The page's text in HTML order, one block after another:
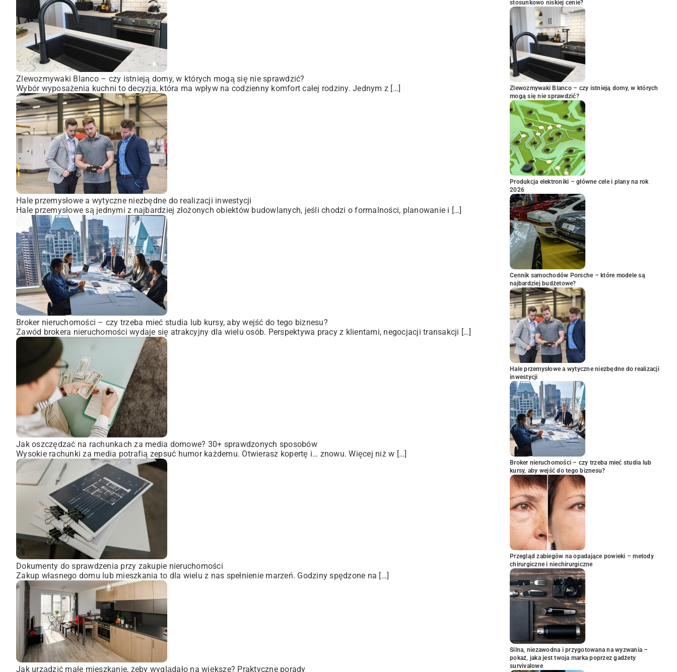
Zlewozmywaki Blanco – czy istnieją domy, w których mogą się nie sprawdzić?
Wybór wyposażenia kuchni to decyzja, która ma wpływ na codzienny komfort całej rodziny. Jednym z […]
Hale przemysłowe a wytyczne niezbędne do realizacji inwestycji
Hale przemysłowe są jednymi z najbardziej złożonych obiektów budowlanych, jeśli chodzi o formalności, planowanie i […]
Broker nieruchomości – czy trzeba mieć studia lub kursy, aby wejść do tego biznesu?
Zawód brokera nieruchomości wydaje się atrakcyjny dla wielu osób. Perspektywa pracy z klientami, negocjacji transakcji […]
Jak oszczędzać na rachunkach za media domowe? 30+ sprawdzonych sposobów
Wysokie rachunki za media potrafią zepsuć humor każdemu. Otwierasz kopertę i… znowu. Więcej niż w […]
Dokumenty do sprawdzenia przy zakupie nieruchomości
Zakup własnego domu lub mieszkania to dla wielu z nas spełnienie marzeń. Godziny spędzone na […]
Jak urządzić małe mieszkanie, żeby wyglądało na większe? Praktyczne porady
stosunkowo niskiej cenie?
Zlewozmywaki Blanco – czy istnieją domy, w których
mogą się nie sprawdzić?
Produkcja elektroniki – główne cele i plany na rok
2026
Cennik samochodów Porsche – które modele są
najbardziej budżetowe?
Hale przemysłowe a wytyczne niezbędne do realizacji
inwestycji
Broker nieruchomości – czy trzeba mieć studia lub
kursy, aby wejść do tego biznesu?
Przegląd zabiegów na opadające powieki – metody
chirurgiczne i niechirurgiczne
Silna, niezawodna i przygotowana na wyzwania –
pokaż, jaka jest twoja marka poprzez gadżety
survivalowe